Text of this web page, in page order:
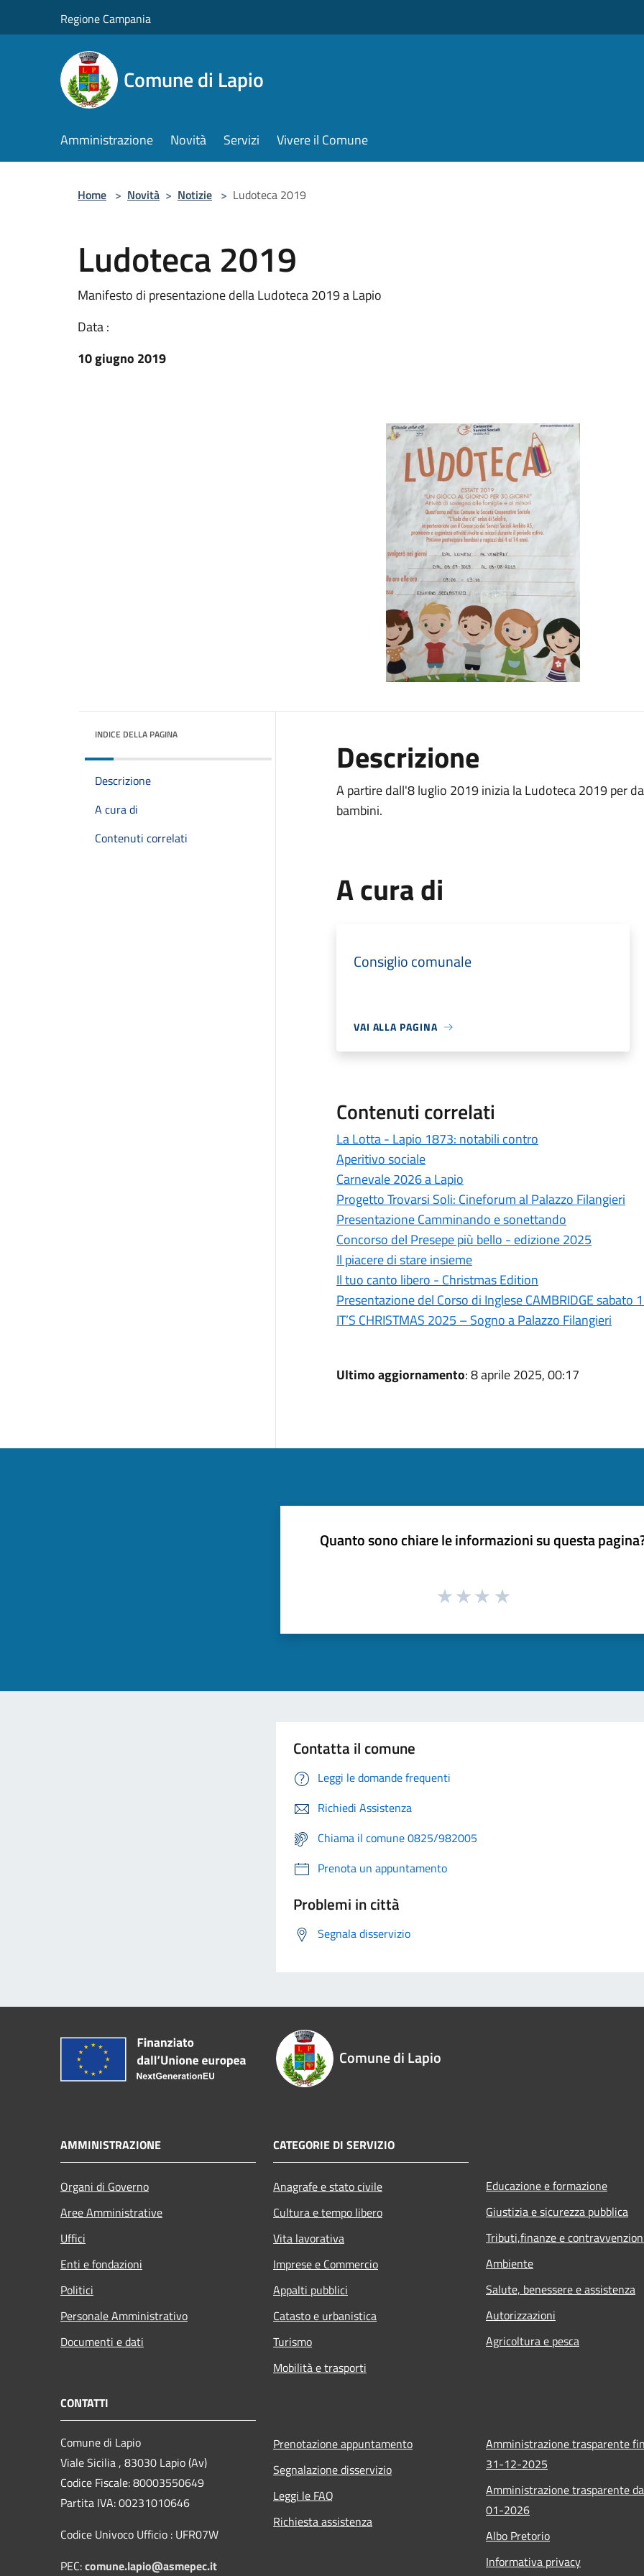
Regione Campania
Comune di Lapio
Amministrazione Novità Servizi Vivere il Comune
Home > Novità > Notizie > Ludoteca 2019
Ludoteca 2019
Manifesto di presentazione della Ludoteca 2019 a Lapio
Data :
10 giugno 2019
INDICE DELLA PAGINA
Descrizione
A cura di
Contenuti correlati
Descrizione
A partire dall'8 luglio 2019 inizia la Ludoteca 2019 per
bambini.
A cura di
Consiglio comunale
VAI ALLA PAGINA
Contenuti correlati
La Lotta - Lapio 1873: notabili contro
Aperitivo sociale
Carnevale 2026 a Lapio
Progetto Trovarsi Soli: Cineforum al Palazzo Filangieri
Presentazione Camminando e sonettando
Concorso del Presepe più bello - edizione 2025
Il piacere di stare insieme
Il tuo canto libero - Christmas Edition
Presentazione del Corso di Inglese CAMBRIDGE sabato
IT’S CHRISTMAS 2025 – Sogno a Palazzo Filangieri
Ultimo aggiornamento: 8 aprile 2025, 00:17
Quanto sono chiare le informazioni su questa
Contatta il comune
Leggi le domande frequenti
Richiedi Assistenza
Chiama il comune 0825/982005
Prenota un appuntamento
Problemi in città
Segnala disservizio
Comune di Lapio
AMMINISTRAZIONE
Organi di Governo
Aree Amministrative
Uffici
Enti e fondazioni
Politici
Personale Amministrativo
Documenti e dati
CATEGORIE DI SERVIZIO
Anagrafe e stato civile
Cultura e tempo libero
Vita lavorativa
Imprese e Commercio
Appalti pubblici
Catasto e urbanistica
Turismo
Mobilità e trasporti
Educazione e formazione
Giustizia e sicurezza pubblica
Tributi,finanze e
Ambiente
Salute, benessere e assistenza
Autorizzazioni
Agricoltura e pesca
CONTATTI
Comune di Lapio
Viale Sicilia , 83030 Lapio (Av)
Codice Fiscale: 80003550649
Partita IVA: 00231010646
Codice Univoco Ufficio : UFR07W
PEC:comune.lapio@asmepec.it
Prenotazione appuntamento
Segnalazione disservizio
Leggi le FAQ
Richiesta assistenza
Amministrazione trasparente
31-12-2025
Amministrazione trasparente
01-2026
Albo Pretorio
Informativa privacy